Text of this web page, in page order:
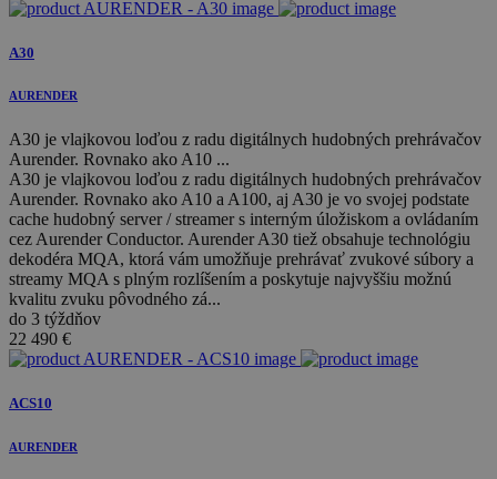
A30
AURENDER
A30 je vlajkovou loďou z radu digitálnych hudobných prehrávačov
Aurender. Rovnako ako A10 ...
A30 je vlajkovou loďou z radu digitálnych hudobných prehrávačov
Aurender. Rovnako ako A10 a A100, aj A30 je vo svojej podstate
cache hudobný server / streamer s interným úložiskom a ovládaním
cez Aurender Conductor. Aurender A30 tiež obsahuje technológiu
dekodéra MQA, ktorá vám umožňuje prehrávať zvukové súbory a
streamy MQA s plným rozlíšením a poskytuje najvyššiu možnú
kvalitu zvuku pôvodného zá...
do 3 týždňov
22 490 €
ACS10
AURENDER